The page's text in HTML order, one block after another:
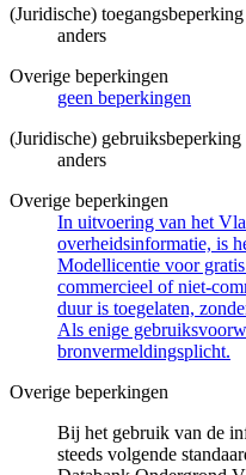
(Juridische) toegangsbeperking
anders
Overige beperkingen
geen beperkingen
(Juridische) gebruiksbeperking
anders
Overige beperkingen
In uitvoering van het
overheidsinformatie, is
Modellicentie voor
commercieel of niet-
duur is toegelaten,
Als enige
bronvermeldingsplicht.
Overige beperkingen
Bij het gebruik van de
steeds volgende